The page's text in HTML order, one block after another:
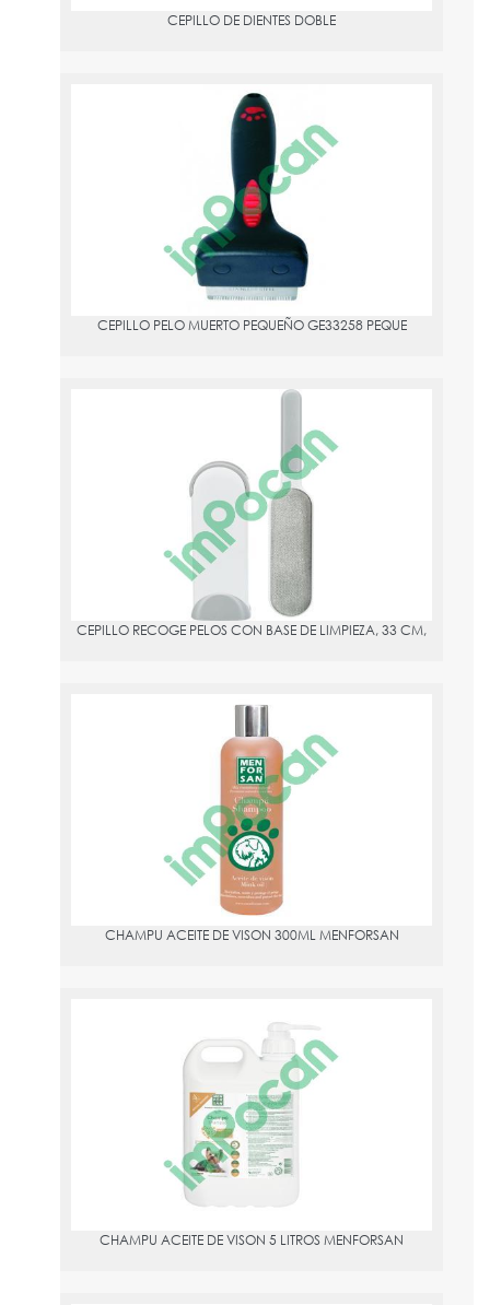
CEPILLO DE DIENTES DOBLE
CEPILLO PELO MUERTO PEQUEÑO GE33258 PEQUE
CEPILLO PELO MUERTO PEQUEÑO GE33258 PEQUE
CEPILLO RECOGE PELOS CON BASE DE LIMPIEZA, 33 CM,
CEPILLO RECOGE PELOS CON BASE DE LIMPIEZA, 33 CM,
CHAMPU ACEITE DE VISON 300ML MENFORSAN
CHAMPU ACEITE DE VISON 300ML MENFORSAN
CHAMPU ACEITE DE VISON 5 LITROS MENFORSAN
CHAMPU ACEITE DE VISON 5 LITROS MENFORSAN